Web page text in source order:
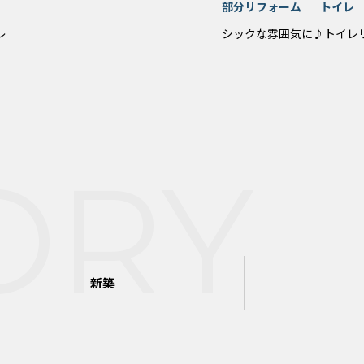
部分リフォーム
トイレ
シックな雰囲気に♪トイレ
新築